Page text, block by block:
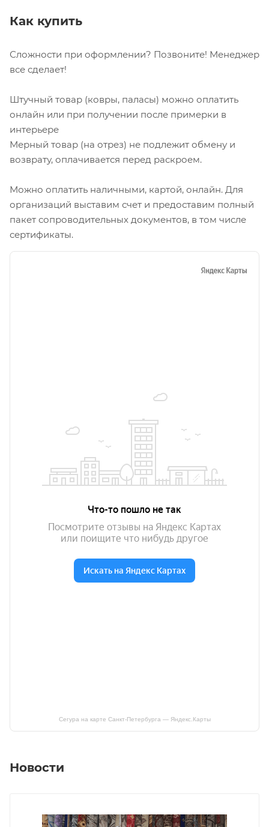
Как купить
Сложности при оформлении? Позвоните! Менеджер
все сделает!
Штучный товар (ковры, паласы) можно оплатить
онлайн или при получении после примерки в
интерьере
Мерный товар (на отрез) не подлежит обмену и
возврату, оплачивается перед раскроем.
Можно оплатить наличными, картой, онлайн. Для
организаций выставим счет и предоставим полный
пакет сопроводительных документов, в том числе
сертификаты.
Сегура на карте Санкт‑Петербурга — Яндекс.Карты
Новости